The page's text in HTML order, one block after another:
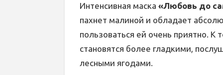
Интенсивная маска «Любовь до
пахнет малиной и обладает
пользоваться ей очень приятно.
становятся более гладкими,
лесными ягодами.